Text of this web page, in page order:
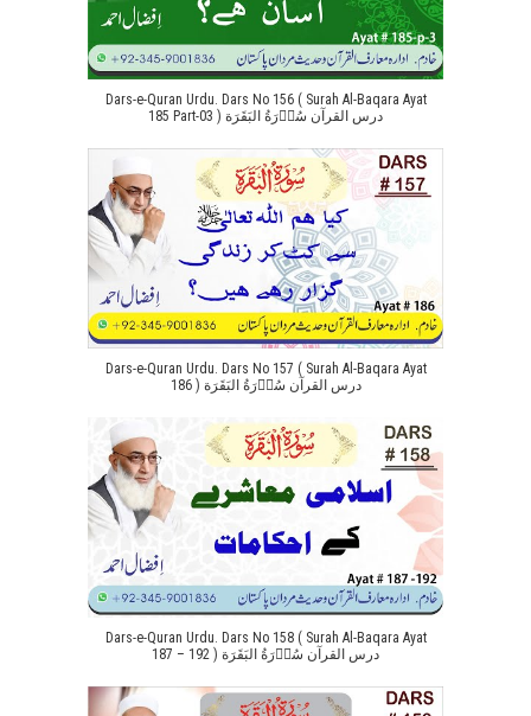
Dars-e-Quran Urdu. Dars No 156 ( Surah Al-Baqara Ayat
185 Part-03 ) درس القرآن سُوۡرَةُ البَقَرَة
Dars-e-Quran Urdu. Dars No 157 ( Surah Al-Baqara Ayat
186 ) درس القرآن سُوۡرَةُ البَقَرَة
Dars-e-Quran Urdu. Dars No 158 ( Surah Al-Baqara Ayat
187 – 192 ) درس القرآن سُوۡرَةُ البَقَرَة